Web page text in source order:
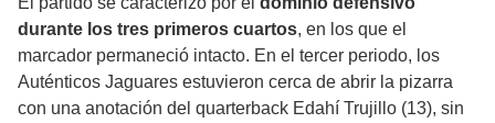
durante los tres primeros cuartos, en los que el
marcador permaneció intacto. En el tercer periodo, los
Auténticos Jaguares estuvieron cerca de abrir la pizarra
con una anotación del quarterback Edahí Trujillo (13), sin